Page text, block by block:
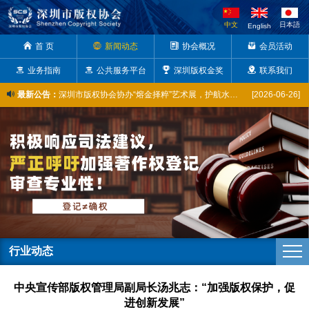
中文 English 日本語
首 页 新闻动态 协会概况 会员活动
业务指南 公共服务平台 深圳版权金奖 联系我们
最新公告： 深圳市版权协会协办“熔金择粹”艺术展，护航水贝珠宝原创设计京城亮相 [2026-06-26]
全球版权资讯本周动态（2026. 2. 28–3. 6） [2026-03-06]
喜报 | 我会常务副会长陈彦及5名会员单位代表成功入库广东省版权专家库省内专家 [2025-12-31]
市版权协会获评市级知识产权公共服务网点，以新身份助力版权产业创新 [2025-12-19]
市版权协会助推深圳六家企业亮相版博会广东省馆，展现版权风采 [2025-10-17]
陈彦常务副会长出席粤港澳大湾区音乐作品著作权交流合作会议——探讨音乐版权如何推动文体产业高质量发展 [2025-10-17]
大方“开麦”！深圳这群年轻人聚在一起只为…… [2025-10-11]
深圳市知识产权公共服务进园区系列活动在南山区智恒产业园成功举办 [2025-10-11]
深圳市盐田区成功举办2025年知识产权公共服务宣讲活动 [2025-09-26]
行业动态
中央宣传部版权管理局副局长汤兆志：“加强版权保护，促
进创新发展”